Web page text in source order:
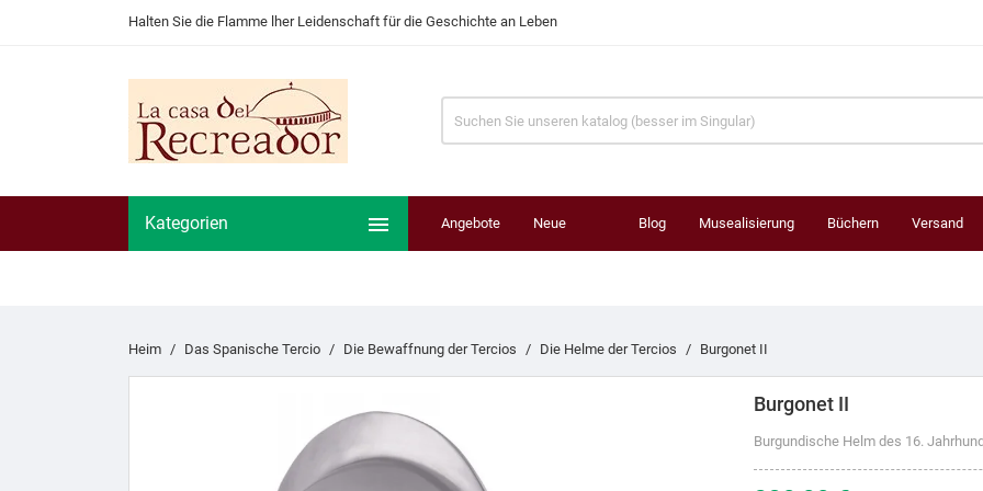
Halten Sie die Flamme lher Leidenschaft für die Geschichte an Leben
Kategorien  Angebote Neue Blog Musealisierung Büchern Versand
Heim Das Spanische Tercio Die Bewaffnung der Tercios Die Helme der Tercios Burgonet II
Burgonet II
Burgundische Helm des 16.